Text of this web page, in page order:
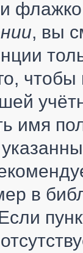
, вы
чтобы
имя
в